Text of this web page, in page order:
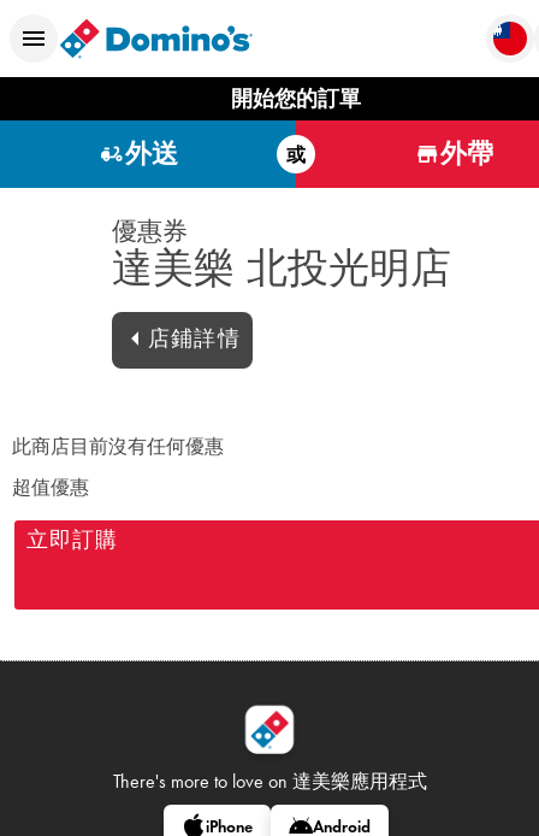
開始您的訂單
外送 或 外帶
優惠券
達美樂 北投光明店
店鋪詳情
此商店目前沒有任何優惠
超值優惠
立即訂購
There's more to love on 達美樂應用程式
iPhone Android